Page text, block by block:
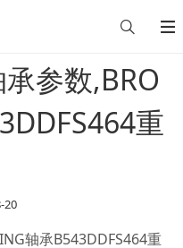
参数,BRO
重
20
轴承B543DDFS464重